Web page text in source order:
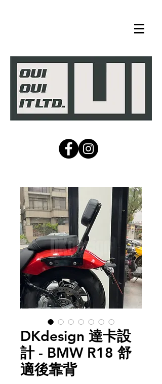
DKdesign 達卡設
計 - BMW R18 舒
適後靠背